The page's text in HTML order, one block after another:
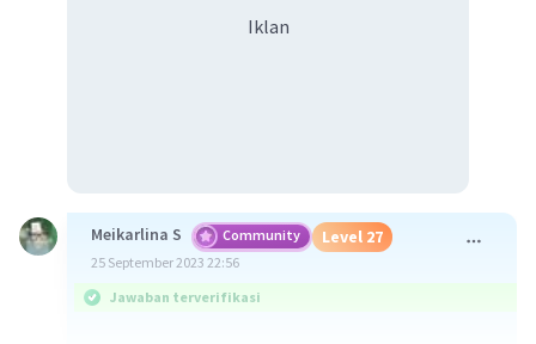
Iklan
Meikarlina S Community Level 27
25 September 2023 22:56
Jawaban terverifikasi